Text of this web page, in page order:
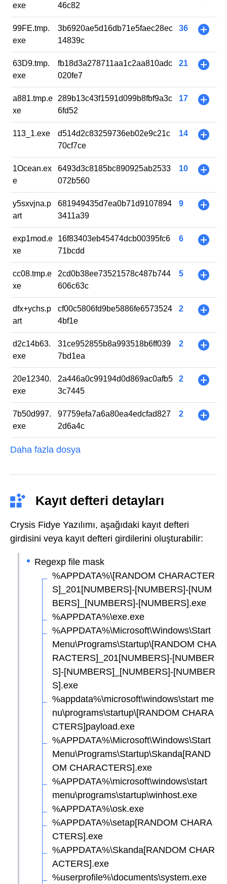
exe
46c82
99FE.tmp.
exe
3b6920ae5d16db71e5faec28ec
14839c
36 +
63D9.tmp.
exe
fb18d3a278711aa1c2aa810adc
020fe7
21 +
a881.tmp.e
xe
289b13c43f1591d099b8fbf9a3c
6fd52
17 +
113_1.exe
d514d2c83259736eb02e9c21c
70cf7ce
14 +
1Ocean.ex
e
6493d3c8185bc890925ab2533
072b560
10 +
y5sxvjna.p
art
681949435d7ea0b71d9107894
3411a39
9 +
exp1mod.e
xe
16f83403eb45474dcb00395fc6
71bcdd
6 +
cc08.tmp.e
xe
2cd0b38ee73521578c487b744
606c63c
5 +
dfx+ychs.p
art
cf00c5806fd9be5886fe6573524
4bf1e
2 +
d2c14b63.
exe
31ce952855b8a993518b6ff039
7bd1ea
2 +
20e12340.
exe
2a446a0c99194d0d869ac0afb5
3c7445
2 +
7b50d997.
exe
97759efa7a6a80ea4edcfad827
2d6a4c
2 +
Daha fazla dosya
Kayıt defteri detayları
Crysis Fidye Yazılımı, aşağıdaki kayıt defteri
girdisini veya kayıt defteri girdilerini oluşturabilir:
Regexp file mask
%APPDATA%\[RANDOM CHARACTER
S]_201[NUMBERS]-[NUMBERS]-[NUM
BERS]_[NUMBERS]-[NUMBERS].exe
%APPDATA%\exe.exe
%APPDATA%\Microsoft\Windows\Start
Menu\Programs\Startup\[RANDOM CHA
RACTERS]_201[NUMBERS]-[NUMBER
S]-[NUMBERS]_[NUMBERS]-[NUMBER
S].exe
%appdata%\microsoft\windows\start me
nu\programs\startup\[RANDOM CHARA
CTERS]payload.exe
%APPDATA%\Microsoft\Windows\Start
Menu\Programs\Startup\Skanda[RAND
OM CHARACTERS].exe
%APPDATA%\microsoft\windows\start
menu\programs\startup\winhost.exe
%APPDATA%\osk.exe
%APPDATA%\setap[RANDOM CHARA
CTERS].exe
%APPDATA%\Skanda[RANDOM CHAR
ACTERS].exe
%userprofile%\documents\system.exe